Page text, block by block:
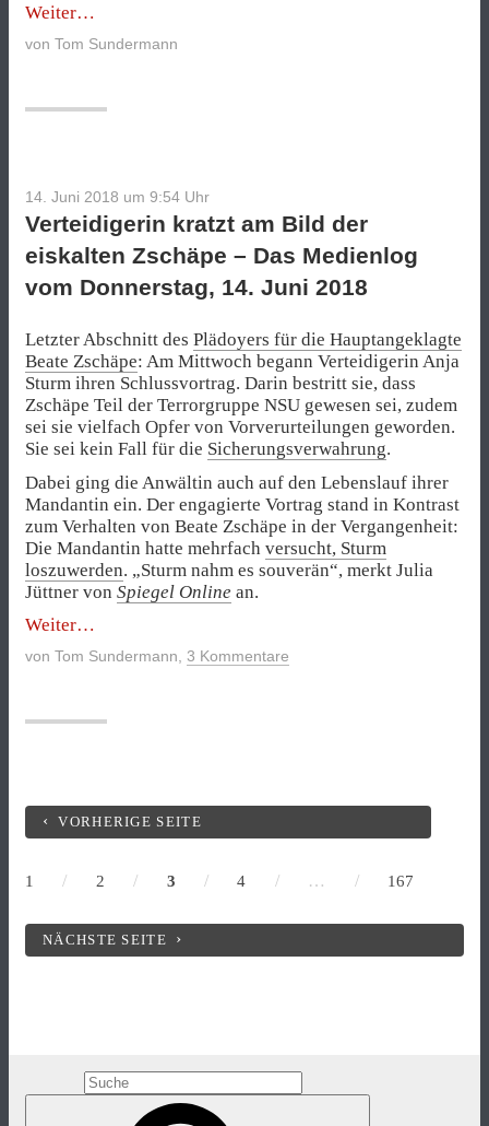
Weiter„433.
Prozesstag
–
vor
dem
Ende“
von Tom Sundermann
14. Juni 2018 um 9:54 Uhr
Verteidigerin kratzt am Bild der
eiskalten Zschäpe – Das Medienlog
vom Donnerstag, 14. Juni 2018
Letzter Abschnitt des Plädoyers für die Hauptangeklagte
Beate Zschäpe: Am Mittwoch begann Verteidigerin Anja
Sturm ihren Schlussvortrag. Darin bestritt sie, dass
Zschäpe Teil der Terrorgruppe NSU gewesen sei, zudem
sei sie vielfach Opfer von Vorverurteilungen geworden.
Sie sei kein Fall für die Sicherungsverwahrung.
Dabei ging die Anwältin auch auf den Lebenslauf ihrer
Mandantin ein. Der engagierte Vortrag stand in Kontrast
zum Verhalten von Beate Zschäpe in der Vergangenheit:
Die Mandantin hatte mehrfach versucht, Sturm
loszuwerden. „Sturm nahm es souverän“, merkt Julia
Jüttner von Spiegel Online an.
Weiter„Verteidigerin
kratzt
am
Medienlog
vom
14.
2018“
von Tom Sundermann 3 Kommentare
VORHERIGE SEITE
1 / 2 / 3 / 4 / … / 167
NÄCHSTE SEITE